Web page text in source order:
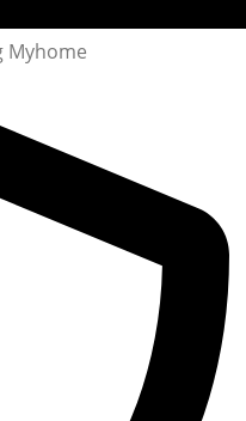
Myhome